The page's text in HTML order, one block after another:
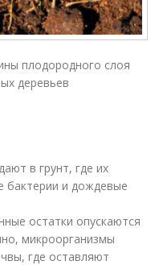
плодородного слоя
деревьев
в грунт, где их
бактерии и дождевые
остатки опускаются
микроорганизмы
где оставляют